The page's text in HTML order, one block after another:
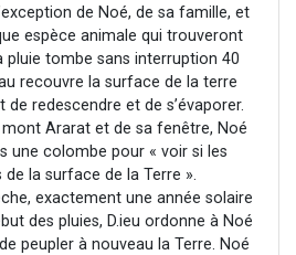
de Noé, de sa famille, et
espèce animale qui trouveront
pluie tombe sans interruption 40
recouvre la surface de la terre
de redescendre et de s’évaporer.
mont Ararat et de sa fenêtre, Noé
une colombe pour « voir si les
la surface de la Terre ».
exactement une année solaire
des pluies, D.ieu ordonne à Noé
peupler à nouveau la Terre. Noé